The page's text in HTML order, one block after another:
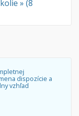
» (8
dispozície a
vzhľad